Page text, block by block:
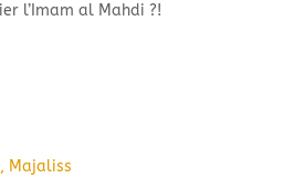
l’Imam al Mahdi ?!
, Majaliss